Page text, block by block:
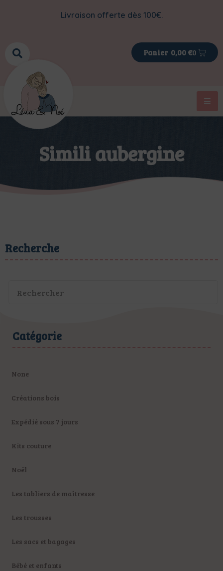
Livraison offerte dès 100€.
0,00 €0
Simili aubergine
Recherche
Catégorie
None
Créations bois
Expédié sous 7 jours
Kits couture
Noël
Les tabliers de maîtresse
Les trousses
Les sacs et bagages
Bébé et enfants